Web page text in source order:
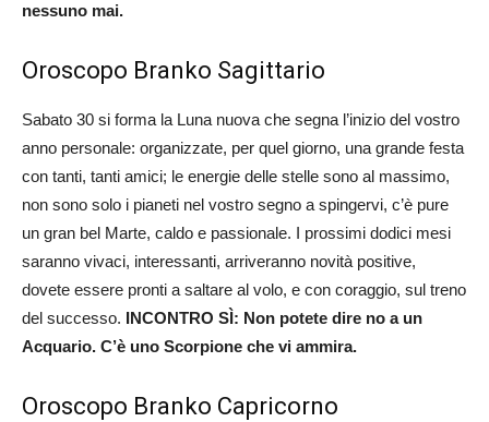
nessuno mai.
Oroscopo Branko Sagittario
Sabato 30 si forma la Luna nuova che segna l’inizio del vostro
anno personale: organizzate, per quel giorno, una grande festa
con tanti, tanti amici; le energie delle stelle sono al massimo,
non sono solo i pianeti nel vostro segno a spingervi, c’è pure
un gran bel Marte, caldo e passionale. I prossimi dodici mesi
saranno vivaci, interessanti, arriveranno novità positive,
dovete essere pronti a saltare al volo, e con coraggio, sul treno
del successo. INCONTRO SÌ: Non potete dire no a un
Acquario. C’è uno Scorpione che vi ammira.
Oroscopo Branko Capricorno